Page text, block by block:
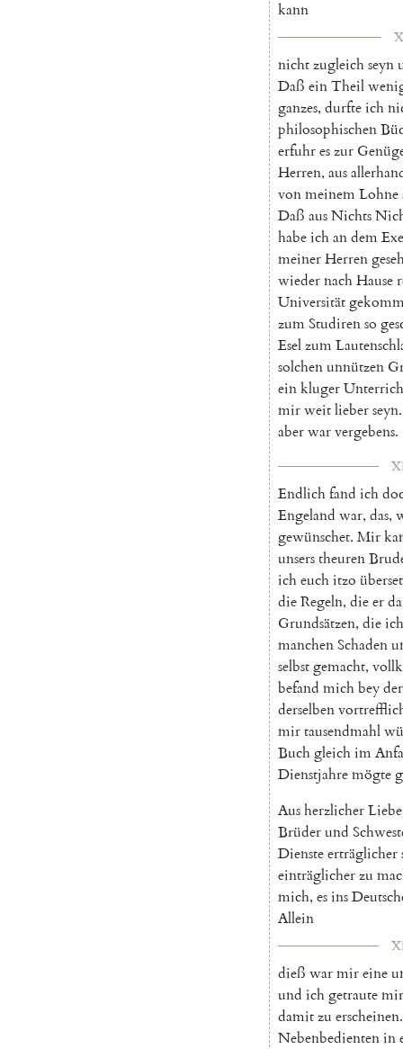
kann
nichtzugleichseyn
Daß einTheil
ganzes, durfteich
philosophischen
erfuhreszur
Herren, aus
vonmeinemLohne
Daß ausNichts
habeichandem
meinerHerren
wiedernachHause
Universität
zumStudirenso
Eselzum
solchenunnützen
einkluger
mirweitlieberseyn.
aberwarvergebens.
Endlichfand ich
Engeland war, das,
gewünschet. Mir
unserstheuren
icheuchitzo
dieRegeln, dieer
Grundsätzen, dieich
manchenSchaden
selbstgemacht,
befand michbeyder
derselben
mirtausendmahl
Buchgleichim
Dienstjahremögte
AusherzlicherLiebe
Brüderund
Diensteerträglicher
einträglicherzu
mich, esins
Allein
dieß warmireine
und ichgetrautemir
damitzu erscheinen.
Nebenbedientenin